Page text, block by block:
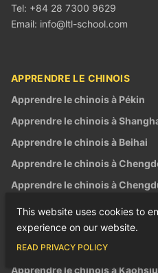
Tel: +84 28 7300 9629
Email: info@ltl-school.com
APPRENDRE LE CHINOIS
Apprendre le chinois à Pékin
Apprendre le chinois à
Apprendre le chinois à Beihai
Apprendre le chinois à
Apprendre le chinois à
Apprendre le chinois à Xi'an
Apprendre le chinois à Kunming
Apprendre le chinois à Taipei
Apprendre le chinois à
This website uses cookies to
experience on our website.
READ PRIVACY POLICY